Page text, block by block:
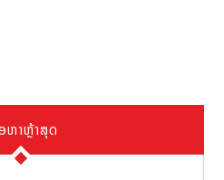
ຫາຫຼ້າສຸດ